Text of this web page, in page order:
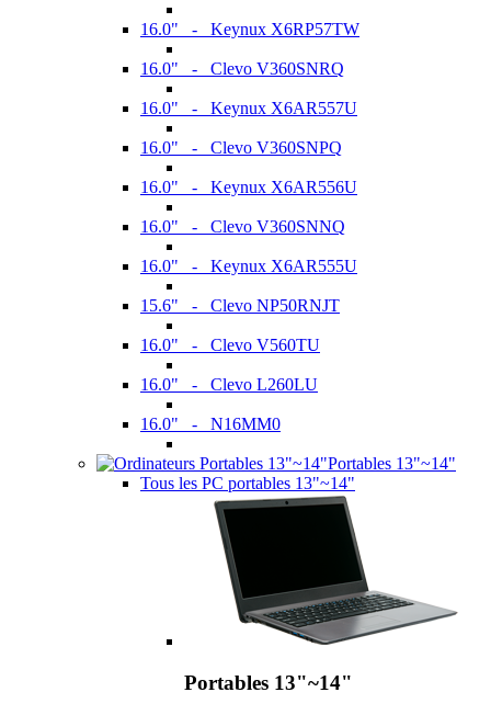
16.0" - Keynux X6RP57TW
16.0" - Clevo V360SNRQ
16.0" - Keynux X6AR557U
16.0" - Clevo V360SNPQ
16.0" - Keynux X6AR556U
16.0" - Clevo V360SNNQ
16.0" - Keynux X6AR555U
15.6" - Clevo NP50RNJT
16.0" - Clevo V560TU
16.0" - Clevo L260LU
16.0" - N16MM0
Portables 13"~14"
Tous les PC portables 13"~14"
Portables 13"~14"